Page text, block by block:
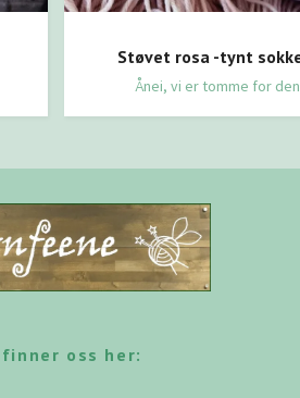
Støvet rosa -tynt
Ånei, vi er tomme for
finner oss her: